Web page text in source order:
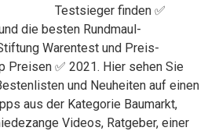
Testsieger finden ✅
die besten Rundmaul-
Warentest und Preis-
Preisen ✅ 2021. Hier sehen Sie
und Neuheiten auf einen
aus der Kategorie Baumarkt,
Videos, Ratgeber, einer